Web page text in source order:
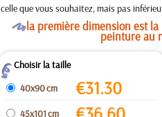
celle que vous souhaitez, mais pas
Ola première dimension est
peinture au
ZChoisir la taille
40x90 cm
€31.30
45x101 cm